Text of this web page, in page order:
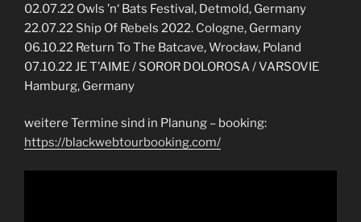
02.07.22 Owls ’n‘ Bats Festival, Detmold, Germany
22.07.22 Ship Of Rebels 2022. Cologne, Germany
06.10.22 Return To The Batcave, Wrocław, Poland
07.10.22 JE T’AIME / SOROR DOLOROSA / VARSOVIE
Hamburg, Germany
weitere Termine sind in Planung – booking:
https://blackwebtourbooking.com/